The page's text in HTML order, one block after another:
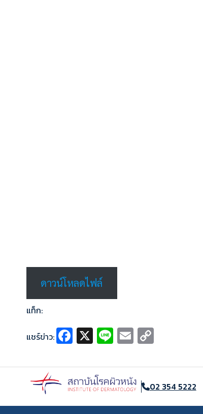
ดาวน์โหลดไฟล์
แท็ก:
แชร์ข่าว: Fa
ce
b
o
o
X Li
n
e
E
m
ai
l
p
y
Li
02 354 5222